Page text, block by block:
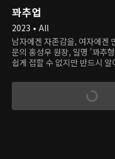
꽈추업
2023 • All
남자에겐 자존감을, 여자에겐
문의 홍성우 원장, 일명 '꽈추
쉽게 접할 수 없지만 반드시